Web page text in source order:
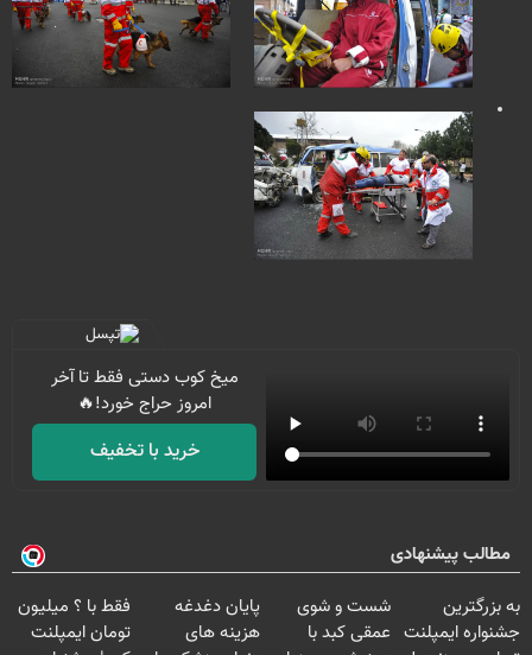
میخ کوب دستی فقط تا آخر
امروز حراج خورد!🔥
خرید با تخفیف
مطالب پیشنهادی
به بزرگترین
جشنواره ایمپلنت
شست و شوی
عمقی کبد با
پایان دغدغه
هزینه های
فقط با ؟ میلیون
تومان ایمپلنت